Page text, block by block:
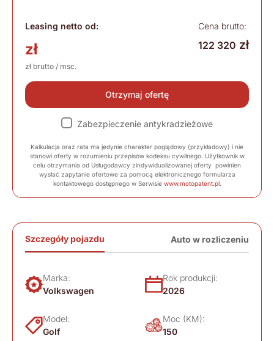
Leasing netto od:
zł
zł brutto / msc.
Cena brutto:
122 320 zł
Otrzymaj ofertę
Zabezpieczenie antykradzieżowe
Kalkulacja oraz rata ma jedynie charakter poglądowy (przykładowy) i nie
stanowi oferty w rozumieniu przepisów kodeksu cywilnego. Użytkownik w
celu otrzymania od Usługodawcy zindywidualizowanej oferty powinien
wysłać zapytanie ofertowe za pomocą elektronicznego formularza
kontaktowego dostępnego w Serwisie www.motopatent.pl.
Szczegóły pojazdu Auto w rozliczeniu
Marka:
Volkswagen
Rok produkcji:
2026
Model:
Golf
Moc (KM):
150